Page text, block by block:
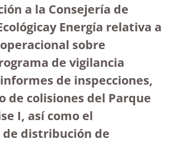
a la Consejería de
Energía relativa a
sobre
de vigilancia
de inspecciones,
de colisiones del Parque
I, así como el
distribución de